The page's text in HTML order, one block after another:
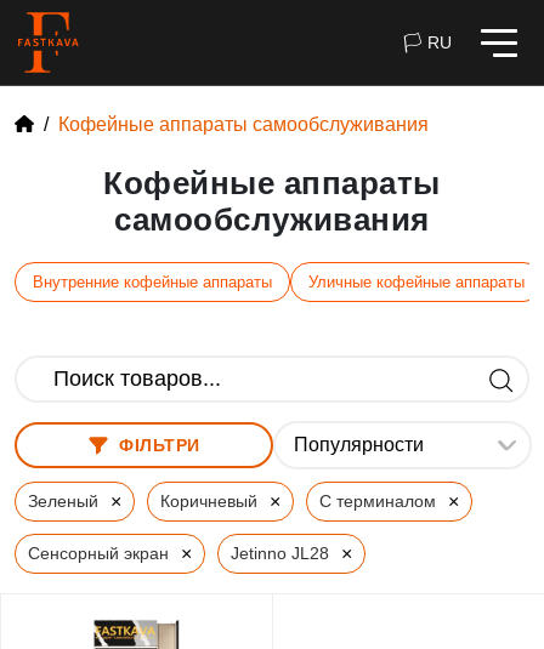
🏳 RU
Кофейные аппараты самообслуживания
Кофейные аппараты
самообслуживания
Внутренние кофейные аппараты Уличные кофейные аппараты
ФІЛЬТРИ
Зеленый × Коричневый × С терминалом ×
Сенсорный экран × Jetinno JL28 ×